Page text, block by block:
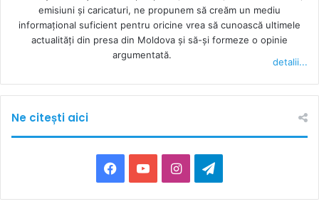
emisiuni și caricaturi, ne propunem să creăm un mediu
informaţional suficient pentru oricine vrea să cunoască ultimele
actualităţi din presa din Moldova şi să-şi formeze o opinie
argumentată.
detalii...
Ne citești aici
a
o
I
n
e